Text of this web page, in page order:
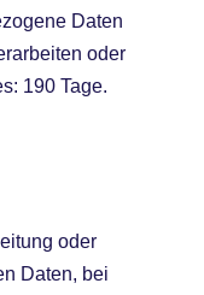
Daten
oder
190 Tage.
oder
Daten, bei